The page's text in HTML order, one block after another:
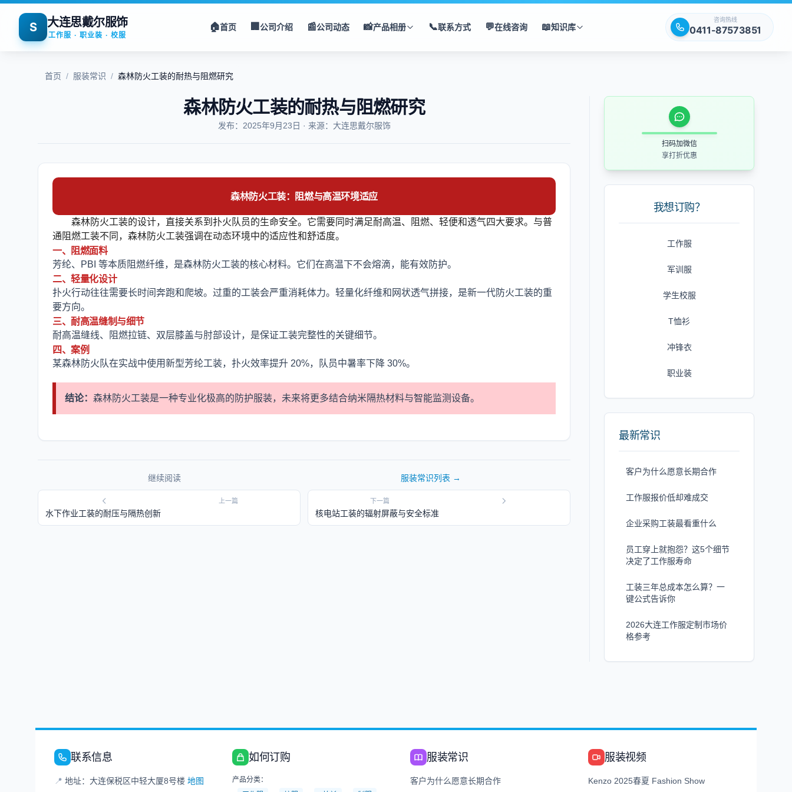
S 大连思戴尔服饰
工作服 · 职业装 · 校服
🏠首页 🏢公司介绍 📰公司动态 📸产品相册 📞联系方式 💬在线咨询 📖知识库
咨询热线
0411-87573851
首页 / 服装常识 / 森林防火工装的耐热与阻燃研究
森林防火工装的耐热与阻燃研究
发布：2025年9月23日 · 来源：大连思戴尔服饰
森林防火工装：阻燃与高温环境适应
森林防火工装的设计，直接关系到扑火队员的生命安全。它需要同时满足耐高温、阻燃、轻便和透气四大要求。与普
通阻燃工装不同，森林防火工装强调在动态环境中的适应性和舒适度。
一、阻燃面料
芳纶、PBI 等本质阻燃纤维，是森林防火工装的核心材料。它们在高温下不会熔滴，能有效防护。
二、轻量化设计
扑火行动往往需要长时间奔跑和爬坡。过重的工装会严重消耗体力。轻量化纤维和网状透气拼接，是新一代防火工装的重
要方向。
三、耐高温缝制与细节
耐高温缝线、阻燃拉链、双层膝盖与肘部设计，是保证工装完整性的关键细节。
四、案例
某森林防火队在实战中使用新型芳纶工装，扑火效率提升 20%，队员中暑率下降 30%。
结论： 森林防火工装是一种专业化极高的防护服装，未来将更多结合纳米隔热材料与智能监测设备。
继续阅读 服装常识列表 →
上一篇
水下作业工装的耐压与隔热创新
下一篇
核电站工装的辐射屏蔽与安全标准
扫码加微信
享打折优惠
我想订购？
工作服
军训服
学生校服
T恤衫
冲锋衣
职业装
最新常识
客户为什么愿意长期合作
工作服报价低却难成交
企业采购工装最看重什么
员工穿上就抱怨？这5个细节
决定了工作服寿命
工装三年总成本怎么算？一
键公式告诉你
2026大连工作服定制市场价
格参考
联系信息
📍 地址：大连保税区中轻大厦8号楼 地图
如何订购
产品分类：
服装常识
客户为什么愿意长期合作
服装视频
Kenzo 2025春夏 Fashion Show